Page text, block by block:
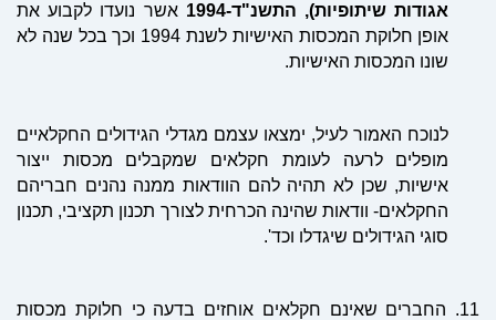
אגודות שיתופיות), התשנ"ד-1994
אשר נועדו לקבוע את
אופן חלוקת המכסות האישיות לשנת 1994 וכך בכל שנה לא
שונו המכסות האישיות.
לנוכח האמור לעיל, ימצאו עצמם מגדלי הגידולים החקלאיים
מופלים לרעה לעומת חקלאים שמקבלים מכסות ייצור
אישיות, שכן לא תהיה להם הוודאות ממנה נהנים חבריהם
החקלאים- וודאות שהינה הכרחית לצורך תכנון תקציבי, תכנון
סוגי הגידולים שיגדלו וכד'.
11.
החברים שאינם חקלאים אוחזים בדעה כי חלוקת מכסות